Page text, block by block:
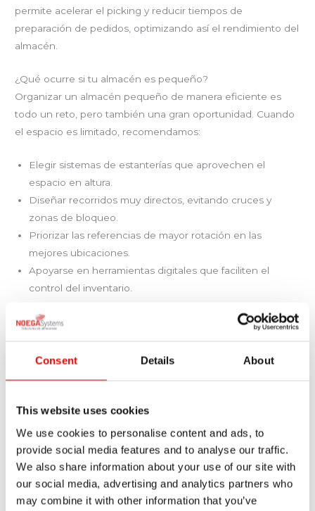
Consent Details About
This website uses cookies
We use cookies to personalise content and ads, to
provide social media features and to analyse our traffic.
We also share information about your use of our site with
our social media, advertising and analytics partners who
may combine it with other information that you’ve
permite acelerar el picking y reducir tiempos de
preparación de pedidos, optimizando así el rendimiento del
almacén.
¿Qué ocurre si tu almacén es pequeño?
Organizar un almacén pequeño de manera eficiente es
todo un reto, pero también una gran oportunidad. Cuando
el espacio es limitado, recomendamos:
Elegir sistemas de estanterías que aprovechen el
espacio en altura.
Diseñar recorridos muy directos, evitando cruces y
zonas de bloqueo.
Priorizar las referencias de mayor rotación en las
mejores ubicaciones.
Apoyarse en herramientas digitales que faciliten el
control del inventario.
Con una planificación adecuada, incluso un almacén de
clave de tu estrategia de almacenaje industrial, trabajando
Preguntas frecuentes sobre cómo organizar un almacén
Es importante porque afecta directamente a los tiempos
de preparación de pedidos, al nivel de servicio al cliente y a
los costes operativos. Un almacén mal organizado genera